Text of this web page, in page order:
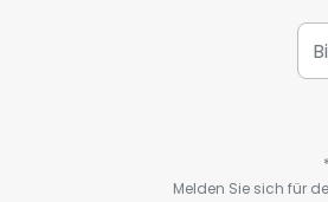
Melden Sie sich für